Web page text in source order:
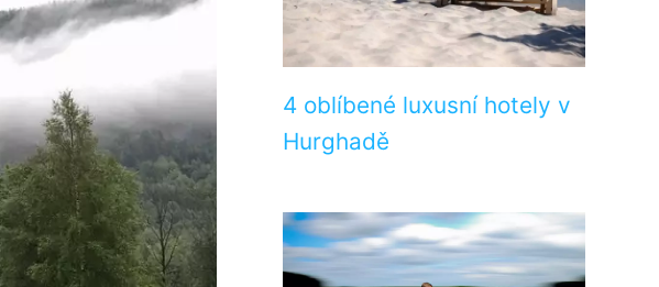
4 oblíbené luxusní hotely v
Hurghadě